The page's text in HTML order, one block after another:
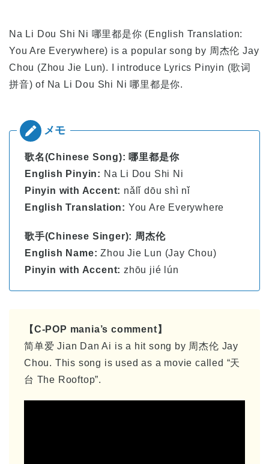
Na Li Dou Shi Ni 哪里都是你 (English Translation:
You Are Everywhere) is a popular song by 周杰伦 Jay
Chou (Zhou Jie Lun). I introduce Lyrics Pinyin (歌词
拼音) of Na Li Dou Shi Ni 哪里都是你.
歌名(Chinese Song): 哪里都是你
English Pinyin: Na Li Dou Shi Ni
Pinyin with Accent: nǎlǐ dōu shì nǐ
English Translation: You Are Everywhere
歌手(Chinese Singer): 周杰伦
English Name:Zhou Jie Lun (Jay Chou)
Pinyin with Accent: zhōu jié lún
【C-POP mania’s comment】
简单爱 Jian Dan Ai is a hit song by 周杰伦 Jay
Chou. This song is used as a movie called “天
台 The Rooftop”.